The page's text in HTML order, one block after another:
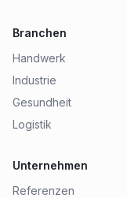
Branchen
Handwerk
Industrie
Gesundheit
Logistik
Unternehmen
Referenzen